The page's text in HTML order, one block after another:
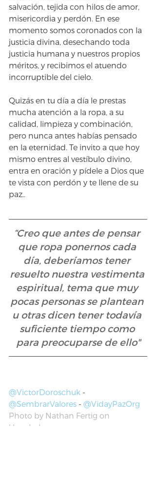
salvación, tejida con hilos de amor,
misericordia y perdón. En ese
momento somos coronados con la
justicia divina, desechando toda
justicia humana y nuestros propios
méritos, y recibimos el atuendo
incorruptible del cielo.
Quizás en tu día a día le prestas
mucha atención a la ropa, a su
calidad, limpieza y combinación,
pero nunca antes habías pensado
en la eternidad. Te invito a que hoy
mismo entres al vestíbulo divino,
entra en oración y pídele a Dios que
te vista con perdón y te llene de su
paz..
“Creo que antes de pensar
que ropa ponernos cada
día, deberíamos tener
resuelto nuestra vestimenta
espiritual, tema que muy
pocas personas se plantean
u otras dicen tener todavía
suficiente tiempo como
para preocuparse de ello"
@VictorDoroschuk -
@SembrarValores - @VidayPazOrg
Photo by Nathan Fertig on
Unsplash